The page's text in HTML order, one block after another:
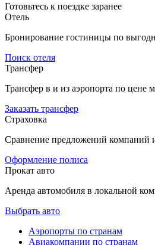
Готовьтесь к поездке заранее
Отель
Бронирование гостиницы по
Поиск отеля
Трансфер
Трансфер в и из аэропорта по цене
Заказать трансфер
Страховка
Сравнение предложений компаний
Оформление полиса
Прокат авто
Аренда автомобиля в локальной
Выбрать авто
Аэропорты по странам
Авиакомпании по странам